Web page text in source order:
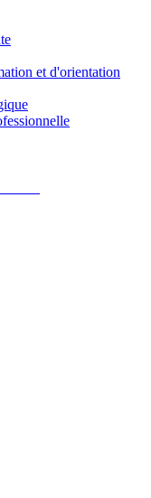
et d'orientation